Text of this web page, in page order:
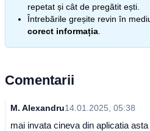
repetat și cât de pregătit ești.
Întrebările greșite revin în
corect informația
Comentarii
M. Alexandru14.01.2025, 05:38
mai invata cineva din aplicatia asta